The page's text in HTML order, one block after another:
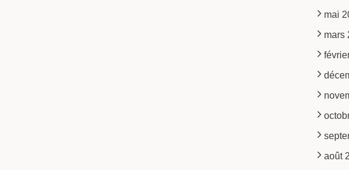
mai
mars
août